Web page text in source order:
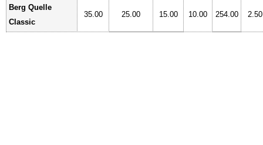
Berg Quelle
Classic
35.00 25.00 15.00 10.00 254.00 2.50